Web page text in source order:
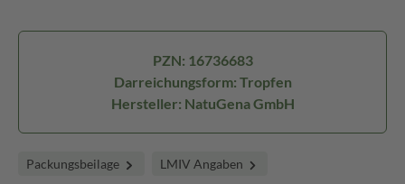
PZN: 16736683
Darreichungsform: Tropfen
Hersteller: NatuGena GmbH
Packungsbeilage LMIV Angaben